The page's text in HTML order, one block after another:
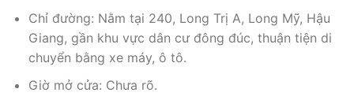
Chỉ đường: Nằm tại 240, Long Trị A, Long Mỹ, Hậu
Giang, gần khu vực dân cư đông đúc, thuận tiện di
chuyển bằng xe máy, ô tô.
Giờ mở cửa: Chưa rõ.